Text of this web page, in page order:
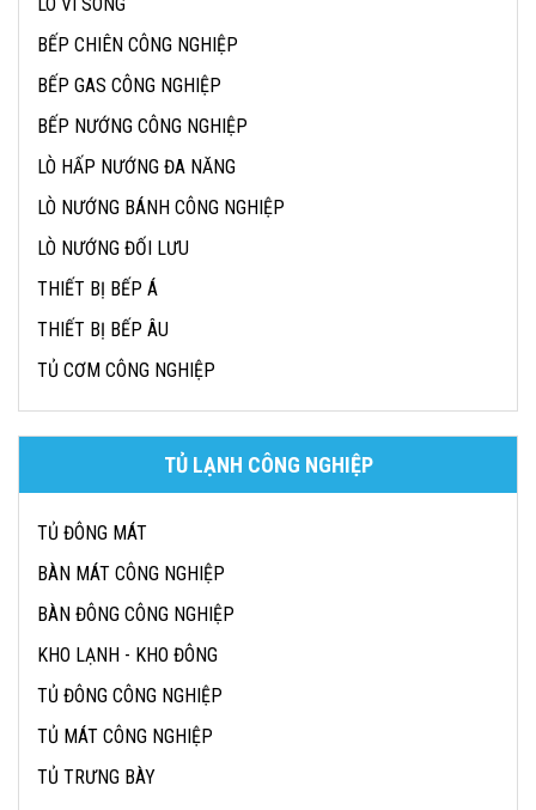
BẾP CHIÊN CÔNG NGHIỆP
BẾP GAS CÔNG NGHIỆP
BẾP NƯỚNG CÔNG NGHIỆP
LÒ HẤP NƯỚNG ĐA NĂNG
LÒ NƯỚNG BÁNH CÔNG NGHIỆP
LÒ NƯỚNG ĐỐI LƯU
THIẾT BỊ BẾP Á
THIẾT BỊ BẾP ÂU
TỦ CƠM CÔNG NGHIỆP
TỦ LẠNH CÔNG NGHIỆP
TỦ ĐÔNG MÁT
BÀN MÁT CÔNG NGHIỆP
BÀN ĐÔNG CÔNG NGHIỆP
KHO LẠNH - KHO ĐÔNG
TỦ ĐÔNG CÔNG NGHIỆP
TỦ MÁT CÔNG NGHIỆP
TỦ TRƯNG BÀY